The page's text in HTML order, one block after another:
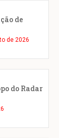
de
de 2026
do Radar